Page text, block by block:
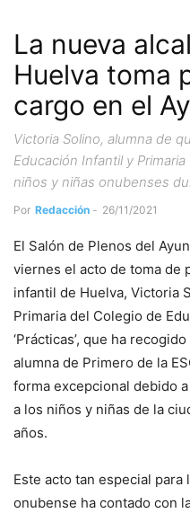
La nueva
Huelva toma
cargo en el
Victoria Solino, alumna de
Educación Infantil y Primaria
niños y niñas onubenses
Por Redacción - 26/11/2021
El Salón de Plenos del
viernes el acto de toma de
infantil de Huelva, Victoria
Primaria del Colegio de
‘Prácticas’, que ha
alumna de Primero de la
forma excepcional debido
a los niños y niñas de la
años.
Este acto tan especial
onubense ha contado con